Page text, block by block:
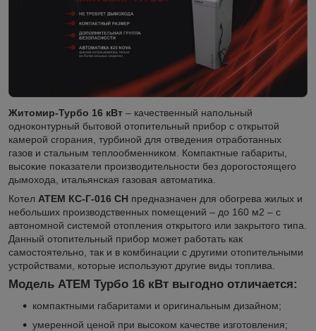
Житомир-Турбо 16 кВт – качественный напольный
одноконтурный бытовой отопительный прибор с открытой
камерой сгорания, турбиной для отведения отработанных
газов и стальным теплообменником. Компактные габариты,
высокие показатели производительности без дорогостоящего
дымохода, итальянская газовая автоматика.
Котел АТЕМ КС-Г-016 СН предназначен для обогрева жилых и
небольших производственных помещений – до 160 м2 – с
автономной системой отопления открытого или закрытого типа.
Данный отопительный прибор может работать как
самостоятельно, так и в комбинации с другими отопительными
устройствами, которые используют другие виды топлива.
Модель АТЕМ Турбо 16 кВт выгодно отличается:
компактными габаритами и оригинальным дизайном;
умеренной ценой при высоком качестве изготовления;